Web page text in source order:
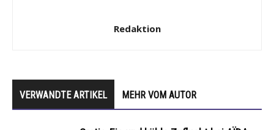
Redaktion
VERWANDTE ARTIKEL MEHR VOM AUTOR